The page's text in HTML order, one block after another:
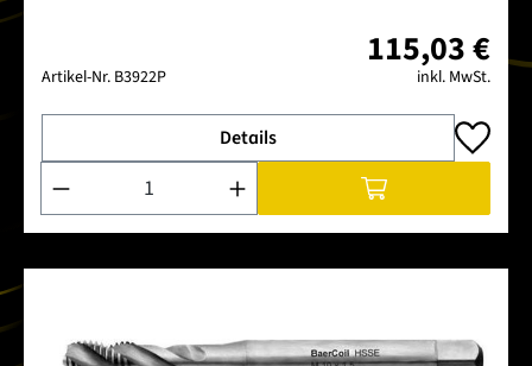
Artikel-Nr. B3922P
115,03 €
inkl. MwSt.
Details
Produkt Anzahl: Gib den gewünschten Wert ein oder